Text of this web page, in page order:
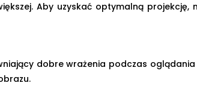
Aby uzyskać optymalną projekcję,
dobre wrażenia podczas